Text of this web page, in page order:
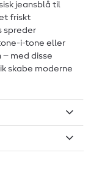
jeansblå til
friskt
spreder
i-tone eller
med disse
skabe moderne